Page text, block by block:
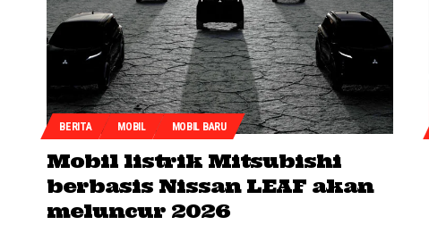
BERITA MOBIL MOBIL BARU
Mobil listrik Mitsubishi
berbasis Nissan LEAF akan
meluncur 2026